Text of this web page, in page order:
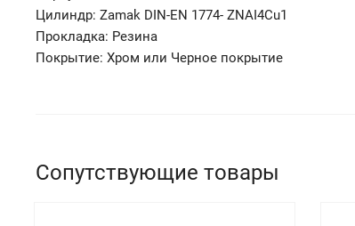
Цилиндр: Zamak DIN-EN 1774- ZNAI4Cu1
Прокладка: Резина
Покрытие: Хром или Черное покрытие
Сопутствующие товары